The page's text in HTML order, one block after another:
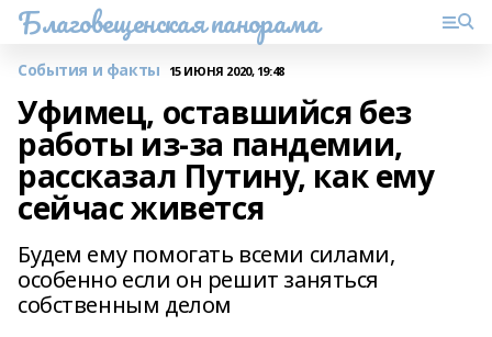
Благовещенская панорама
События и факты 15 ИЮНЯ 2020, 19:48
Уфимец, оставшийся без
работы из-за пандемии,
рассказал Путину, как ему
сейчас живется
Будем ему помогать всеми силами,
особенно если он решит заняться
собственным делом